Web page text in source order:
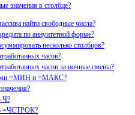
значения в столбце?
найти свободные числа?
по аннуитетной форме?
несколько столбцов?
часов?
часов за ночные смены?
=МИН и =МАКС?
Ч?
=ЧСТРОК?